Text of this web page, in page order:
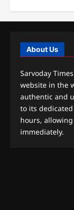
About Us
Sarvoday
website in the
authentic and
to its
hours,
immediately.